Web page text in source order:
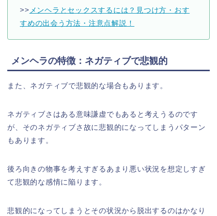
>> メンヘラとセックスするには？見つけ方・おす
すめの出会う方法・注意点解説！
メンヘラの特徴：ネガティブで悲観的
また、ネガティブで悲観的な場合もあります。
ネガティブさはある意味謙虚でもあると考えうるのです
が、そのネガティブさ故に悲観的になってしまうパターン
もあります。
後ろ向きの物事を考えすぎるあまり悪い状況を想定しすぎ
て悲観的な感情に陥ります。
悲観的になってしまうとその状況から脱出するのはかなり